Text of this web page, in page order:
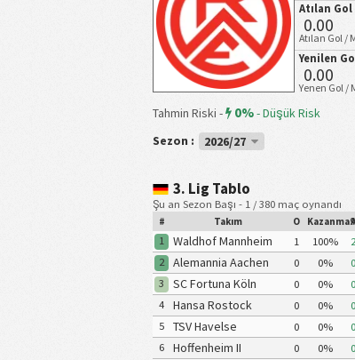
Atılan Gol
0.00
Atılan Gol /
Yenilen
0.00
Yenen Gol /
Tahmin Riski - 0%-Düşük Risk
Sezon :
2026/27
3. Lig Tablo
Şu an Sezon Başı - 1 / 380 maç oynandı
# Takım O A
1 Waldhof Mannheim 1 100% 2
2
Alemannia Aachen 0 0% 0
3
SC Fortuna Köln 0 0% 0
4
Hansa Rostock 0 0% 0
5
TSV Havelse 0 0% 0
6
Hoffenheim II 0 0% 0